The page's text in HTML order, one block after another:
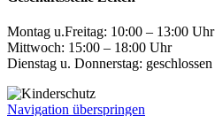
Montag u.Freitag: 10:00 – 13:00 Uhr
Mittwoch: 15:00 – 18:00 Uhr
Dienstag u. Donnerstag: geschlossen
Navigation überspringen